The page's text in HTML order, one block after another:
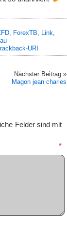
ForexTB Link
URI
Nächster Beitrag »
Magon jean charles
Felder sind mit
*